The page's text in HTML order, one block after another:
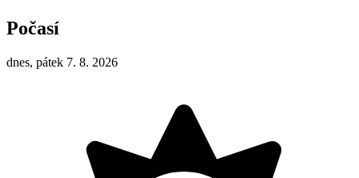
Počasí
dnes, pátek 7. 8. 2026